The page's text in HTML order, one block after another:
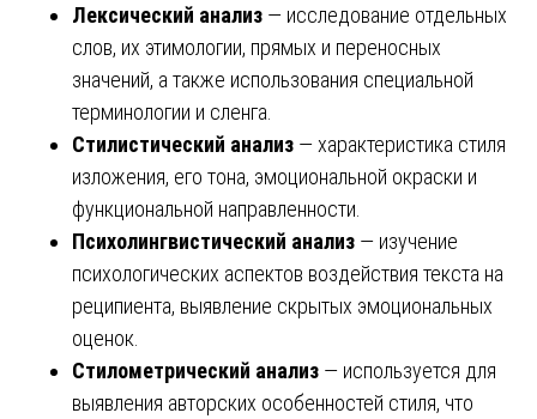
Лексический анализ — исследование отдельных
слов, их этимологии, прямых и переносных
значений, а также использования специальной
терминологии и сленга.
Стилистический анализ — характеристика стиля
изложения, его тона, эмоциональной окраски и
функциональной направленности.
Психолингвистический анализ — изучение
психологических аспектов воздействия текста на
реципиента, выявление скрытых эмоциональных
оценок.
Стилометрический анализ — используется для
выявления авторских особенностей стиля, что